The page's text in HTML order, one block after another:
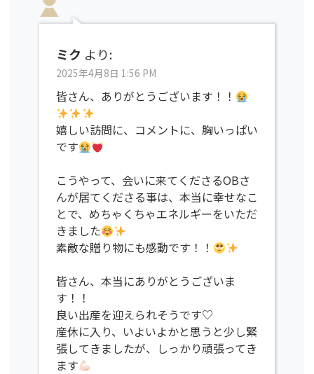
ミク より:
2025年4月8日 1:56 PM
皆さん、ありがとうございます！！
嬉しい訪問に、コメントに、胸いっぱい
です
こうやって、会いに来てくださるOBさ
んが居てくださる事は、本当に幸せなこ
とで、めちゃくちゃエネルギーをいただ
きました
素敵な贈り物にも感動です！！
皆さん、本当にありがとうございま
す！！
良い出産を迎えられそうです♡
産休に入り、いよいよかと思うと少し緊
張してきましたが、しっかり頑張ってき
ます